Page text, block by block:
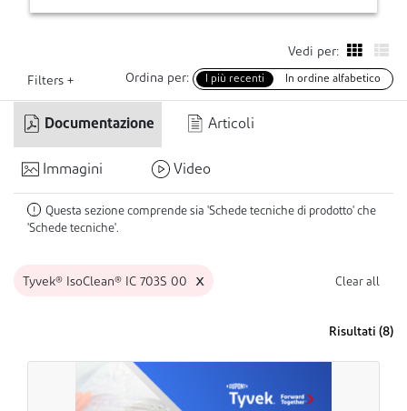
Filters +
Vedi per:
Ordina per:
I più recenti In ordine alfabetico
Documentazione Articoli
Immagini Video
!
Questa sezione comprende sia 'Schede tecniche di prodotto' che
'Schede tecniche'.
Tyvek® IsoClean® IC 703S 00 x Clear all
Risultati (8)